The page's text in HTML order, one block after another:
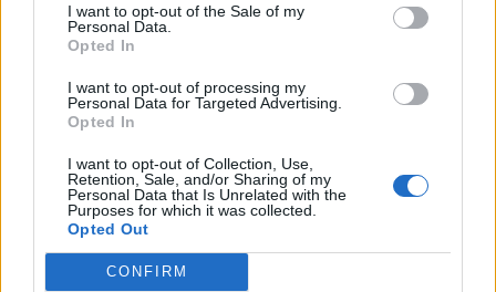
I want to opt-out of the Sale of my
Personal Data.
Opted In
I want to opt-out of processing my
Personal Data for Targeted Advertising.
Opted In
I want to opt-out of Collection, Use,
Retention, Sale, and/or Sharing of my
Personal Data that Is Unrelated with the
Purposes for which it was collected.
Opted Out
CONFIRM
Le niveau de jeu n'a pas été trouvé.